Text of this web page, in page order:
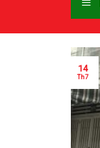
14
Th7